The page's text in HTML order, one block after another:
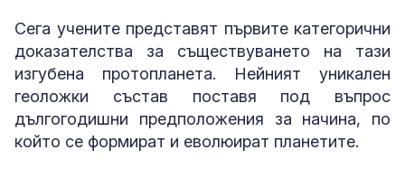
Сега учените представят първите категорични
доказателства за съществуването на тази
изгубена протопланета. Нейният уникален
геоложки състав поставя под въпрос
дългогодишни предположения за начина, по
който се формират и еволюират планетите.